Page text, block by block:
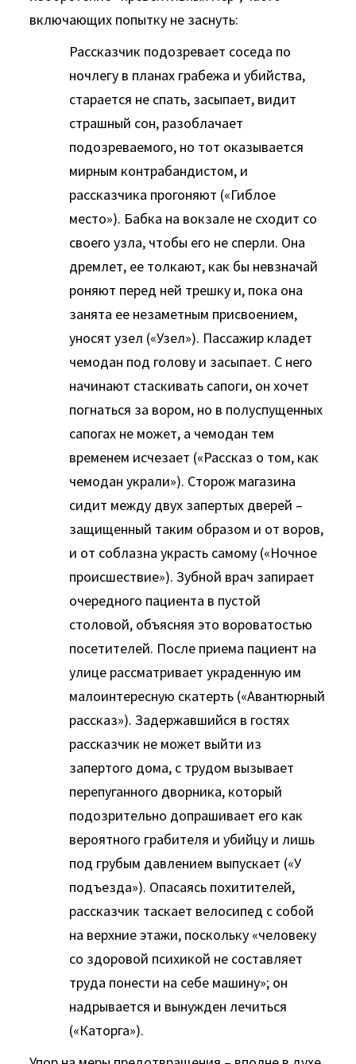
включающих попытку не заснуть:
Рассказчик подозревает соседа по
ночлегу в планах грабежа и убийства,
старается не спать, засыпает, видит
страшный сон, разоблачает
подозреваемого, но тот оказывается
мирным контрабандистом, и
рассказчика прогоняют («Гиблое
место»). Бабка на вокзале не сходит со
своего узла, чтобы его не сперли. Она
дремлет, ее толкают, как бы невзначай
роняют перед ней трешку и, пока она
занята ее незаметным присвоением,
уносят узел («Узел»). Пассажир кладет
чемодан под голову и засыпает. С него
начинают стаскивать сапоги, он хочет
погнаться за вором, но в полуспущенных
сапогах не может, а чемодан тем
временем исчезает («Рассказ о том, как
чемодан украли»). Сторож магазина
сидит между двух запертых дверей –
защищенный таким образом и от воров,
и от соблазна украсть самому («Ночное
происшествие»). Зубной врач запирает
очередного пациента в пустой
столовой, объясняя это вороватостью
посетителей. После приема пациент на
улице рассматривает украденную им
малоинтересную скатерть («Авантюрный
рассказ»). Задержавшийся в гостях
рассказчик не может выйти из
запертого дома, с трудом вызывает
перепуганного дворника, который
подозрительно допрашивает его как
вероятного грабителя и убийцу и лишь
под грубым давлением выпускает («У
подъезда»). Опасаясь похитителей,
рассказчик таскает велосипед с собой
на верхние этажи, поскольку «человеку
со здоровой психикой не составляет
труда понести на себе машину»; он
надрывается и вынужден лечиться
(«Каторга»).